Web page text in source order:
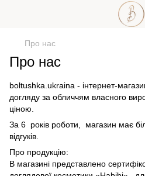
Про нас
Про нас
boltushka.ukraina - інтернет-
догляду за обличчям власного
ціною.
За 6 років роботи, магазин має
відгуків.
Про продукцію:
В магазині представлено